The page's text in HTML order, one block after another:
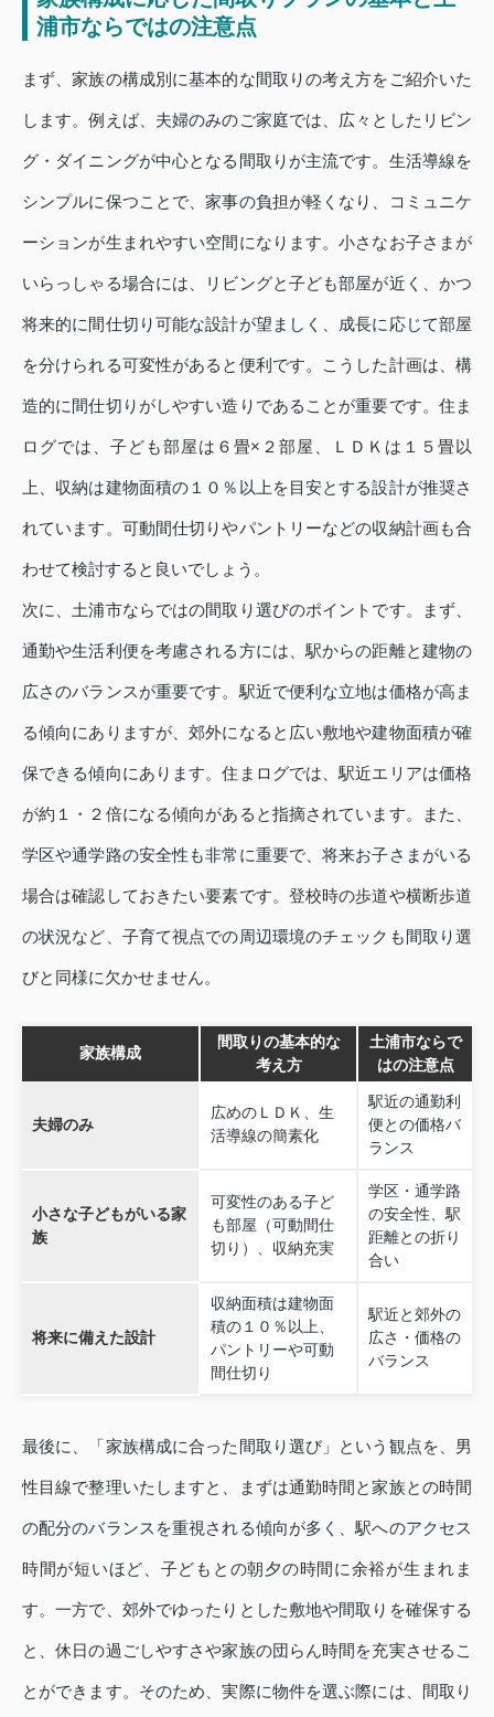
浦市ならではの注意点
まず、家族の構成別に基本的な間取りの考え方をご紹介いた
します。例えば、夫婦のみのご家庭では、広々としたリビン
グ・ダイニングが中心となる間取りが主流です。生活導線を
シンプルに保つことで、家事の負担が軽くなり、コミュニケ
ーションが生まれやすい空間になります。小さなお子さまが
いらっしゃる場合には、リビングと子ども部屋が近く、かつ
将来的に間仕切り可能な設計が望ましく、成長に応じて部屋
を分けられる可変性があると便利です。こうした計画は、構
造的に間仕切りがしやすい造りであることが重要です。住ま
ログでは、子ども部屋は６畳×２部屋、ＬＤＫは１５畳以
上、収納は建物面積の１０％以上を目安とする設計が推奨さ
れています。可動間仕切りやパントリーなどの収納計画も合
わせて検討すると良いでしょう。
次に、土浦市ならではの間取り選びのポイントです。まず、
通勤や生活利便を考慮される方には、駅からの距離と建物の
広さのバランスが重要です。駅近で便利な立地は価格が高ま
る傾向にありますが、郊外になると広い敷地や建物面積が確
保できる傾向にあります。住まログでは、駅近エリアは価格
が約１・２倍になる傾向があると指摘されています。また、
学区や通学路の安全性も非常に重要で、将来お子さまがいる
場合は確認しておきたい要素です。登校時の歩道や横断歩道
の状況など、子育て視点での周辺環境のチェックも間取り選
びと同様に欠かせません。
家族構成
間取りの基本的な
考え方
土浦市ならで
はの注意点
夫婦のみ
広めのＬＤＫ、生
活導線の簡素化
駅近の通勤利
便との価格バ
ランス
小さな子どもがいる家
族
可変性のある子ど
も部屋（可動間仕
切り）、収納充実
学区・通学路
の安全性、駅
距離との折り
合い
将来に備えた設計
収納面積は建物面
積の１０％以上、
パントリーや可動
間仕切り
駅近と郊外の
広さ・価格の
バランス
最後に、「家族構成に合った間取り選び」という観点を、男
性目線で整理いたしますと、まずは通勤時間と家族との時間
の配分のバランスを重視される傾向が多く、駅へのアクセス
時間が短いほど、子どもとの朝夕の時間に余裕が生まれま
す。一方で、郊外でゆったりとした敷地や間取りを確保する
と、休日の過ごしやすさや家族の団らん時間を充実させるこ
とができます。そのため、実際に物件を選ぶ際には、間取り